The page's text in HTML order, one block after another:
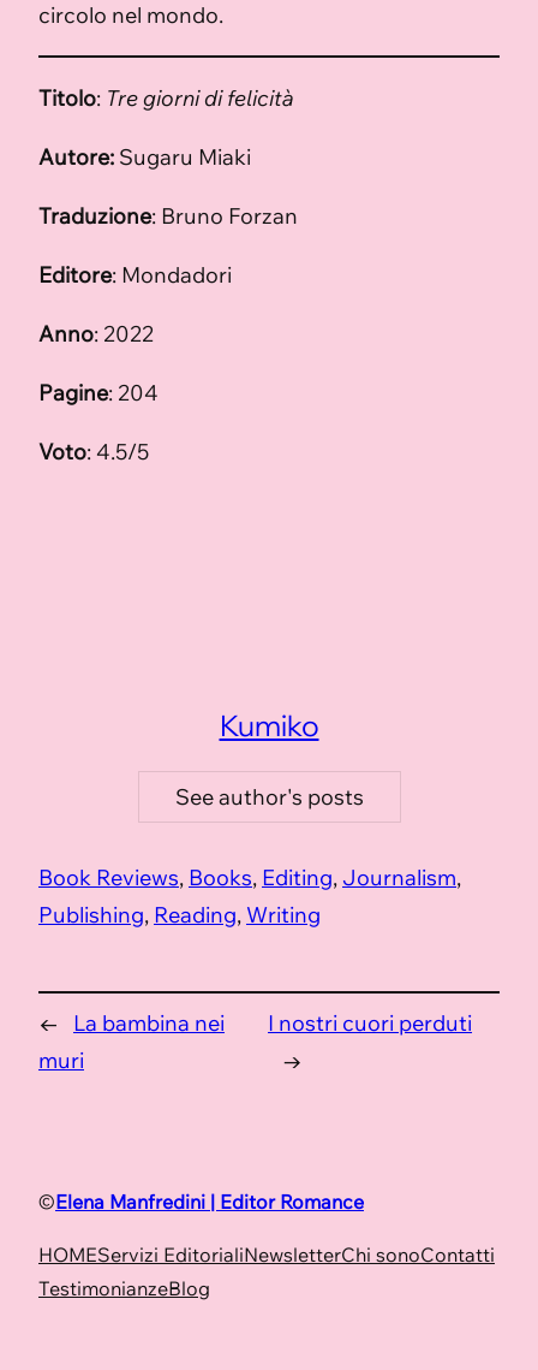
circolo nel mondo.
Titolo: Tre giorni di felicità
Autore: Sugaru Miaki
Traduzione: Bruno Forzan
Editore: Mondadori
Anno: 2022
Pagine: 204
Voto: 4.5/5
Kumiko
See author's posts
Book Reviews, Books, Editing, Journalism
Publishing, Reading, Writing
←
La bambina nei
muri
I nostri cuori perduti
→
©Elena Manfredini | Editor Romance
HOMEServizi EditorialiNewsletterChi sonoContatti
TestimonianzeBlog